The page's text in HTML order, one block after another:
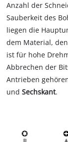
Anzahl der
Sauberkeit des
liegen die
dem Material,
ist für hohe
Abbrechen der
Antrieben
undSechskant.